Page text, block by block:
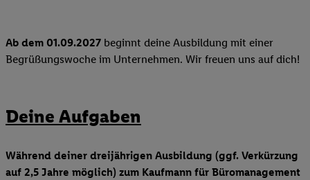
Ab dem 01.09.2027 beginnt deine Ausbildung mit einer
Begrüßungswoche im Unternehmen. Wir freuen uns auf dich!
Deine Aufgaben
Während deiner dreijährigen Ausbildung (ggf. Verkürzung
auf 2,5 Jahre möglich) zum Kaufmann für Büromanagement